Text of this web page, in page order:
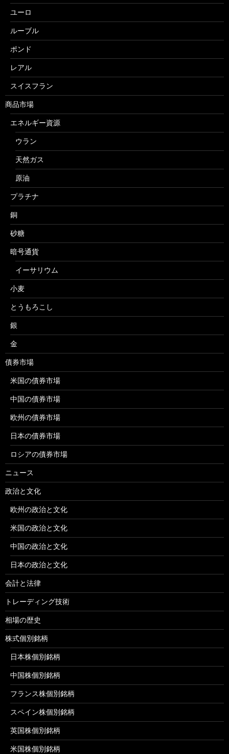
ユーロ
ルーブル
ポンド
レアル
スイスフラン
商品市場
エネルギー資源
ウラン
天然ガス
原油
プラチナ
銅
砂糖
暗号通貨
イーサリウム
小麦
とうもろこし
銀
金
債券市場
米国の債券市場
中国の債券市場
欧州の債券市場
日本の債券市場
ロシアの債券市場
ニュース
政治と文化
欧州の政治と文化
米国の政治と文化
中国の政治と文化
日本の政治と文化
会計と法律
トレーディング技術
相場の歴史
株式個別銘柄
日本株個別銘柄
中国株個別銘柄
フランス株個別銘柄
スペイン株個別銘柄
英国株個別銘柄
米国株個別銘柄